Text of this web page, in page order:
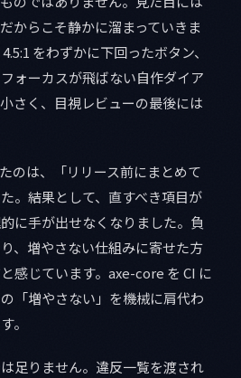
からこそ静かに溜まっていきま
をわずかに下回ったボタン、
ォーカスが飛ばない自作ダイア
さく、目視レビューの最後には
のは、「リリース前にまとめて
。結果として、直すべき項目が
に手が出せなくなりました。負
、増やさない仕組みに寄せた方
感じています。axe-core を CI に
「増やさない」を機械に肩代わ
。
足りません。違反一覧を渡され